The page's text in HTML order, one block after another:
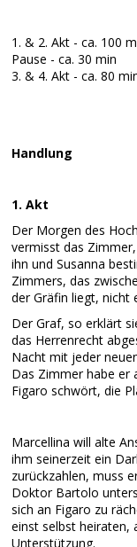
1. & 2. Akt - ca. 100
Pause - ca. 30 min
3. & 4. Akt - ca. 80
Handlung
1. Akt
Der Morgen des
vermisst das
ihn und Susanna
Zimmers, das
der Gräfin liegt, nicht
Der Graf, so erklärt
das Herrenrecht
Nacht mit jeder
Das Zimmer habe er
Figaro schwört, die
Marcellina will alte
ihm seinerzeit ein
zurückzahlen, muss
Doktor Bartolo
sich an Figaro zu
einst selbst heiraten,
Unterstützung.